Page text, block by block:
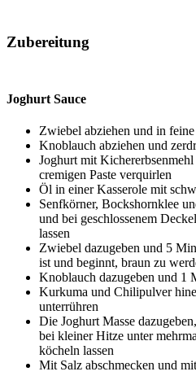
Zubereitung
Joghurt Sauce
Zwiebel abziehen und in
Knoblauch abziehen und
Joghurt mit
cremigen Paste verquirlen
Öl in einer Kasserole mit
Senfkörner, Bockshornklee
und bei geschlossenem
lassen
Zwiebel dazugeben und 5
ist und beginnt, braun zu
Knoblauch dazugeben und 1
Kurkuma und Chilipulver
unterrühren
Die Joghurt Masse
bei kleiner Hitze unter
köcheln lassen
Mit Salz abschmecken und